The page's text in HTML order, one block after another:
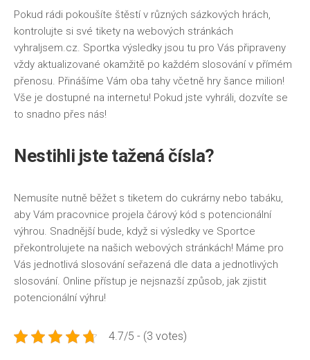
Pokud rádi pokoušíte štěstí v různých sázkových hrách,
kontrolujte si své tikety na webových stránkách
vyhraljsem.cz. Sportka výsledky jsou tu pro Vás připraveny
vždy aktualizované okamžitě po každém slosování v přímém
přenosu. Přinášíme Vám oba tahy včetně hry šance milion!
Vše je dostupné na internetu! Pokud jste vyhráli, dozvíte se
to snadno přes nás!
Nestihli jste tažená čísla?
Nemusíte nutně běžet s tiketem do cukrárny nebo tabáku,
aby Vám pracovnice projela čárový kód s potencionální
výhrou. Snadnější bude, když si výsledky ve Sportce
překontrolujete na našich webových stránkách! Máme pro
Vás jednotlivá slosování seřazená dle data a jednotlivých
slosování. Online přístup je nejsnazší způsob, jak zjistit
potencionální výhru!
4.7/5 - (3 votes)